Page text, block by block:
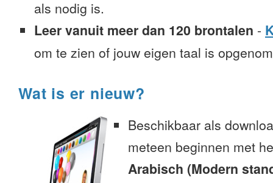
als nodig is.
Leer vanuit meer dan 120 brontalen -
om te zien of jouw eigen taal is
Wat is er nieuw?
Beschikbaar als
meteen beginnen met
Arabisch (Modern